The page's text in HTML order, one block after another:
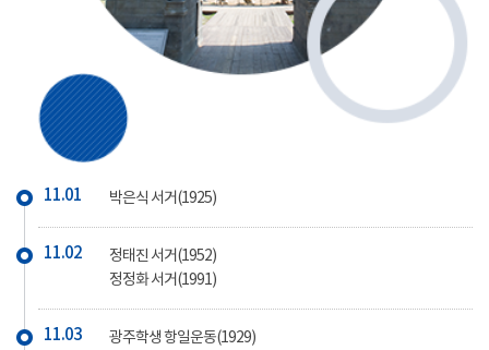
11.01 박은식 서거(1925)
11.02
정태진 서거(1952)
정정화 서거(1991)
11.03 광주학생 항일운동(1929)